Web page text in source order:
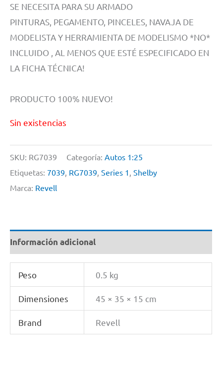
SE NECESITA PARA SU ARMADO
PINTURAS, PEGAMENTO, PINCELES, NAVAJA DE
MODELISTA Y HERRAMIENTA DE MODELISMO *NO*
INCLUIDO , AL MENOS QUE ESTÉ ESPECIFICADO EN
LA FICHA TÉCNICA!
PRODUCTO 100% NUEVO!
Sin existencias
SKU: RG7039 Categoría: Autos 1:25
Etiquetas: 7039, RG7039, Series 1 , Shelby
Marca: Revell
Información adicional
Peso 0.5 kg
Dimensiones 45 × 35 × 15 cm
Brand Revell